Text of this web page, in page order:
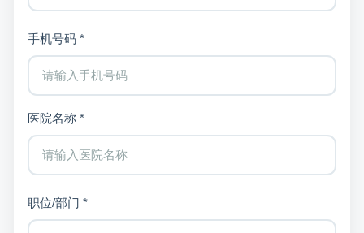
手机号码 *
医院名称 *
职位/部门 *